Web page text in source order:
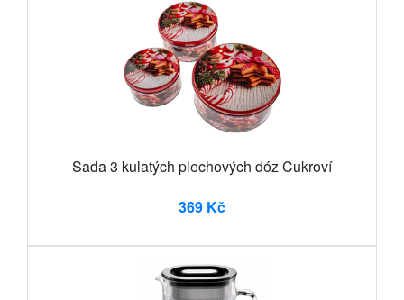
Sada 3 kulatých plechových dóz Cukroví
369 Kč